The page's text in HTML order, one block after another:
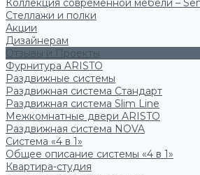
Коллекция современной мебели –
Стеллажи и полки
Акции
Дизайнерам
Отзывы и Проекты
Фурнитура ARISTO
Раздвижные системы
Раздвижная система Стандарт
Раздвижная система Slim Line
Межкомнатные двери ARISTO
Раздвижная система NOVA
Система «4 в 1»
Общее описание системы «4 в 1»
Квартира-студия